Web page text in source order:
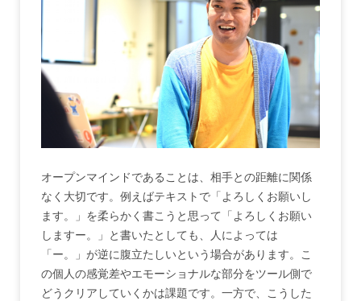
オープンマインドであることは、相手との距離に関係
なく大切です。例えばテキストで「よろしくお願いし
ます。」を柔らかく書こうと思って「よろしくお願い
しますー。」と書いたとしても、人によっては
「ー。」が逆に腹立たしいという場合があります。こ
の個人の感覚差やエモーショナルな部分をツール側で
どうクリアしていくかは課題です。一方で、こうした